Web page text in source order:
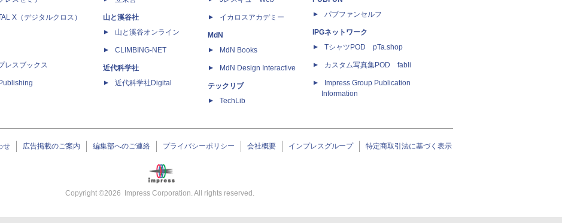
X（デジタルクロス）
レスブックス
山と溪谷社
山と溪谷オンライン
CLIMBING-NET
近代科学社
近代科学社Digital
イカロスアカデミー
MdN
MdN Books
MdN Design Interactive
テックリブ
TechLib
パブファンセルフ
IPGネットワーク
TシャツPOD pTa.shop
カスタム写真集POD fabli
Impress Group Publication
Information
せ 広告掲載のご案内 編集部へのご連絡 プライバシーポリシー 会社概要 インプレスグループ 特定商取引法に基づく表示
Copyright ©2026 Impress Corporation. All rights reserved.